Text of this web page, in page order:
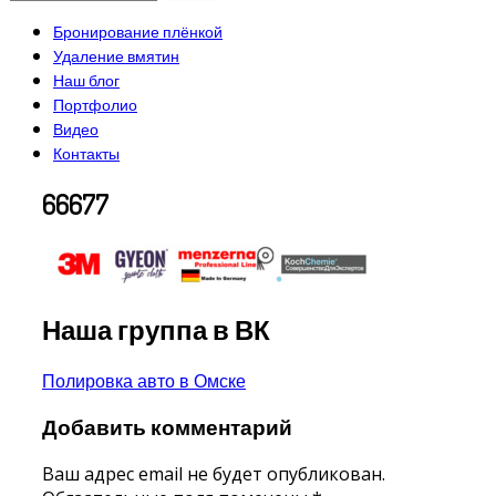
Бронирование плёнкой
Удаление вмятин
Наш блог
Портфолио
Видео
Контакты
66677
Наша группа в ВК
Навигация
по
Полировка авто в Омске
Добавить комментарий
Ваш адрес email не будет опубликован.